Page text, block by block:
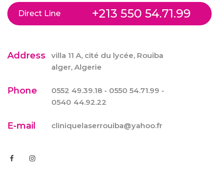
Direct Line +213 550 54.71.99
Address
villa 11 A, cité du lycée, Rouiba
alger, Algerie
Phone
0552 49.39.18 - 0550 54.71.99 -
0540 44.92.22
E-mail cliniquelaserrouiba@yahoo.fr